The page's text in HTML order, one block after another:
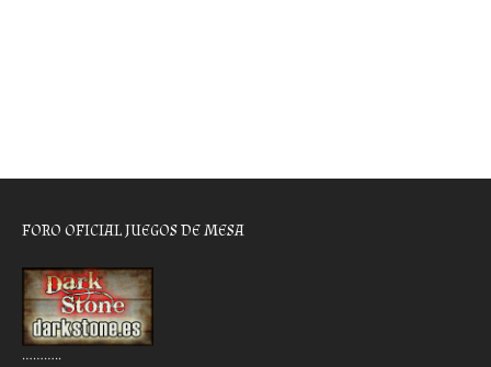
FORO OFICIAL JUEGOS DE MESA
………..